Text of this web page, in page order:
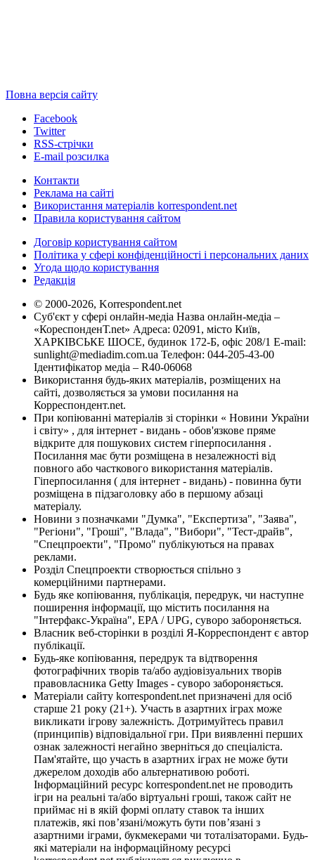
Повна версія сайту
Facebook
Twitter
RSS-стрічки
E-mail розсилка
Контакти
Реклама на сайті
Використання матеріалів korrespondent.net
Правила користування сайтом
Договір користування сайтом
Політика у сфері конфіденційності і персональних даних
Угода щодо користування
Редакція
© 2000-2026, Korrespondent.net
Суб'єкт у сфері онлайн-медіа Назва онлайн-медіа –
«КореспонденТ.net» Адреса: 02091, місто Київ,
ХАРКІВСЬКЕ ШОСЕ, будинок 172-Б, офіс 208/1 E-mail:
sunlight@mediadim.com.ua Телефон: 044-205-43-00
Ідентифікатор медіа – R40-06068
Використання будь-яких матеріалів, розміщених на
сайті, дозволяється за умови посилання на
Корреспондент.net.
При копіюванні матеріалів зі сторінки « Новини України
і світу» , для інтернет - видань - обов'язкове пряме
відкрите для пошукових систем гіперпосилання .
Посилання має бути розміщена в незалежності від
повного або часткового використання матеріалів.
Гіперпосилання ( для інтернет - видань) - повинна бути
розміщена в підзаголовку або в першому абзаці
матеріалу.
Новини з позначками "Думка", "Експертиза", "Заява",
"Регіони", "Гроші", "Влада", "Вибори", "Тест-драйв",
"Спецпроекти", "Промо" публікуються на правах
реклами.
Розділ Спецпроекти створюється спільно з
комерційними партнерами.
Будь яке копіювання, публікація, передрук, чи наступне
поширення інформації, що містить посилання на
"Інтерфакс-Україна", EPA / UPG, суворо забороняється.
Власник веб-сторінки в розділі Я-Корреспондент є автор
публікації.
Будь-яке копіювання, передрук та відтворення
фотографічних творів та/або аудіовізуальних творів
правовласника Getty Images - суворо забороняється.
Матеріали сайту korrespondent.net призначені для осіб
старше 21 року (21+). Участь в азартних іграх може
викликати ігрову залежність. Дотримуйтесь правил
(принципів) відповідальної гри. При виявленні перших
ознак залежності негайно зверніться до спеціаліста.
Пам'ятайте, що участь в азартних іграх не може бути
джерелом доходів або альтернативою роботі.
Інформаційний ресурс korrespondent.net не проводить
ігри на реальні та/або віртуальні гроші, також сайт не
приймає ні в якій формі оплату ставок та інших
платежів, які пов’язані/можуть бути пов’язані з
азартними іграми, букмекерами чи тоталізаторами. Будь-
які матеріали на інформаційному ресурсі